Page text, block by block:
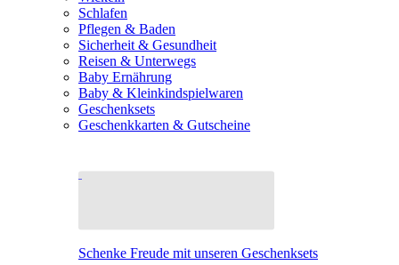
Schlafen
Pflegen & Baden
Sicherheit & Gesundheit
Reisen & Unterwegs
Baby Ernährung
Baby & Kleinkindspielwaren
Geschenksets
Geschenkkarten & Gutscheine
Schenke Freude mit unseren Geschenksets